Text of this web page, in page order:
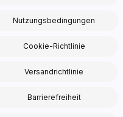
Nutzungsbedingungen
Cookie-Richtlinie
Versandrichtlinie
Barrierefreiheit